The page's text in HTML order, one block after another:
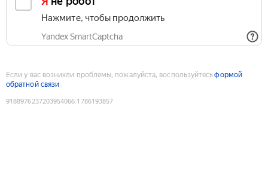
Нажмите, чтобы продолжить
Yandex SmartCaptcha
Если у вас возникли проблемы, пожалуйста, воспользуйтесьформой
обратной связи
9188976237203954066:1786193857